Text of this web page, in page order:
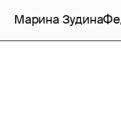
Марина Зудина